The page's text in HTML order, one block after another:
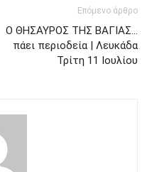
Επόμενο άρθρο
Ο ΘΗΣΑΥΡΟΣ ΤΗΣ ΒΑΓΙΑΣ…
πάει περιοδεία | Λευκάδα
Τρίτη 11 Ιουλίου